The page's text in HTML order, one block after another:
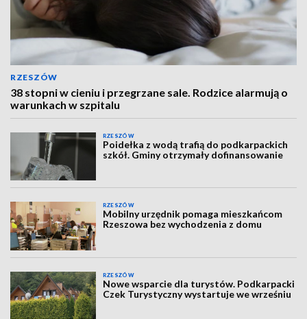
RZESZÓW
38 stopni w cieniu i przegrzane sale. Rodzice alarmują o
warunkach w szpitalu
RZESZÓW
Poidełka z wodą trafią do podkarpackich
szkół. Gminy otrzymały dofinansowanie
RZESZÓW
Mobilny urzędnik pomaga mieszkańcom
Rzeszowa bez wychodzenia z domu
RZESZÓW
Nowe wsparcie dla turystów. Podkarpacki
Czek Turystyczny wystartuje we wrześniu